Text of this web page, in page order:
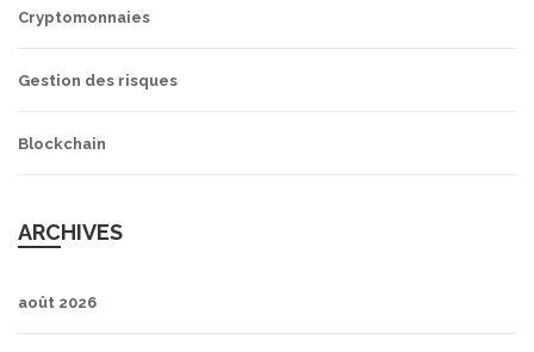
Cryptomonnaies
Gestion des risques
Blockchain
ARCHIVES
août 2026